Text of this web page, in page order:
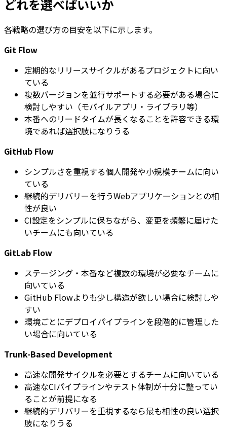
どれを選べばいいか
各戦略の選び方の目安を以下に示します。
Git Flow
定期的なリリースサイクルがあるプロジェクトに向い
ている
複数バージョンを並行サポートする必要がある場合に
検討しやすい（モバイルアプリ・ライブラリ等）
本番へのリードタイムが長くなることを許容できる環
境であれば選択肢になりうる
GitHub Flow
シンプルさを重視する個人開発や小規模チームに向い
ている
継続的デリバリーを行うWebアプリケーションとの相
性が良い
CI設定をシンプルに保ちながら、変更を頻繁に届けた
いチームにも向いている
GitLab Flow
ステージング・本番など複数の環境が必要なチームに
向いている
GitHub Flowよりも少し構造が欲しい場合に検討しや
すい
環境ごとにデプロイパイプラインを段階的に管理した
い場合に向いている
Trunk-Based Development
高速な開発サイクルを必要とするチームに向いている
高速なCIパイプラインやテスト体制が十分に整ってい
ることが前提になる
継続的デリバリーを重視するなら最も相性の良い選択
肢になりうる